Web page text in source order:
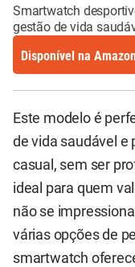
Smartwatch
gestão de vida
Disponível na
Este modelo é
de vida saudável e
casual, sem ser
ideal para quem
não se
várias opções de
smartwatch